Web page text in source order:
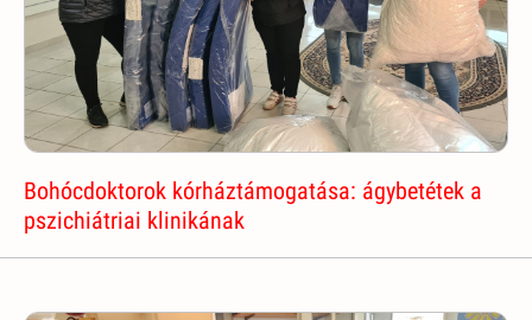
Bohócdoktorok kórháztámogatása: ágybetétek a
pszichiátriai klinikának